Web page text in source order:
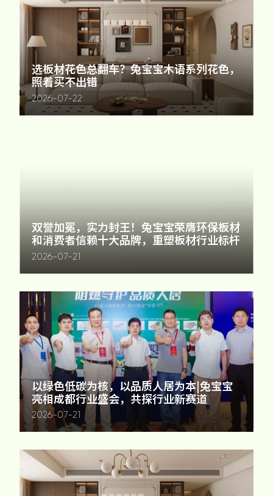
选板材花色总翻车？兔宝宝木语系列花色，
照着买不出错
2026-07-22
双誉加冕，实力封王！兔宝宝荣膺环保板材
和消费者信赖十大品牌，重塑板材行业标杆
2026-07-21
以绿色低碳为核，以品质人居为本|兔宝宝
亮相成都行业盛会，共探行业新赛道
2026-07-21